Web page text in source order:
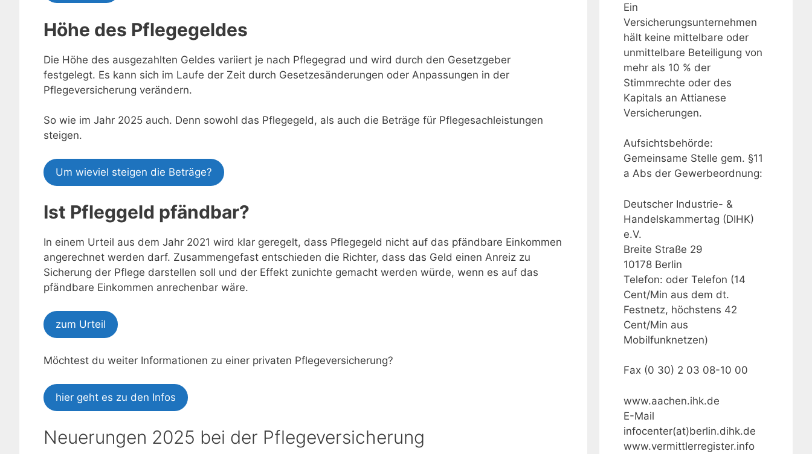
Höhe des Pflegegeldes
Die Höhe des ausgezahlten Geldes variiert je nach Pflegegrad und wird durch den Gesetzgeber
festgelegt. Es kann sich im Laufe der Zeit durch Gesetzesänderungen oder Anpassungen in der
Pflegeversicherung verändern.
So wie im Jahr 2025 auch. Denn sowohl das Pflegegeld, als auch die Beträge für Pflegesachleistungen
steigen.
Um wieviel steigen die Beträge?
Ist Pfleggeld pfändbar?
In einem Urteil aus dem Jahr 2021 wird klar geregelt, dass Pflegegeld nicht auf das pfändbare Einkommen
angerechnet werden darf. Zusammengefast entschieden die Richter, dass das Geld einen Anreiz zu
Sicherung der Pflege darstellen soll und der Effekt zunichte gemacht werden würde, wenn es auf das
pfändbare Einkommen anrechenbar wäre.
zum Urteil
Möchtest du weiter Informationen zu einer privaten Pflegeversicherung?
hier geht es zu den Infos
Neuerungen 2025 bei der Pflegeversicherung
Ein
Versicherungsunternehmen
hält keine mittelbare oder
unmittelbare Beteiligung von
mehr als 10 % der
Stimmrechte oder des
Kapitals an Attianese
Versicherungen.
Aufsichtsbehörde:
Gemeinsame Stelle gem. §11
a Abs der Gewerbeordnung:
Deutscher Industrie- &
Handelskammertag (DIHK)
e.V.
Breite Straße 29
10178 Berlin
Telefon: oder Telefon (14
Cent/Min aus dem dt.
Festnetz, höchstens 42
Cent/Min aus
Mobilfunknetzen)
Fax (0 30) 2 03 08-10 00
www.aachen.ihk.de
E-Mail
infocenter(at)berlin.dihk.de
www.vermittlerregister.info